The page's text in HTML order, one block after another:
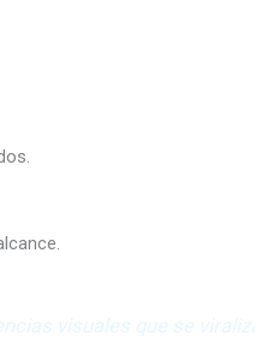
visuales que se